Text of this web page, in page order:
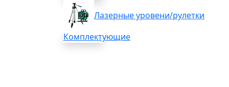
Лазерные уровени/рулетки
Комплектующие